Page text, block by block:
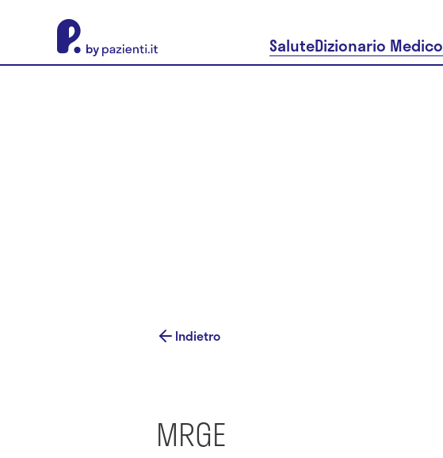
SaluteDizionario Medico
Indietro
MRGE